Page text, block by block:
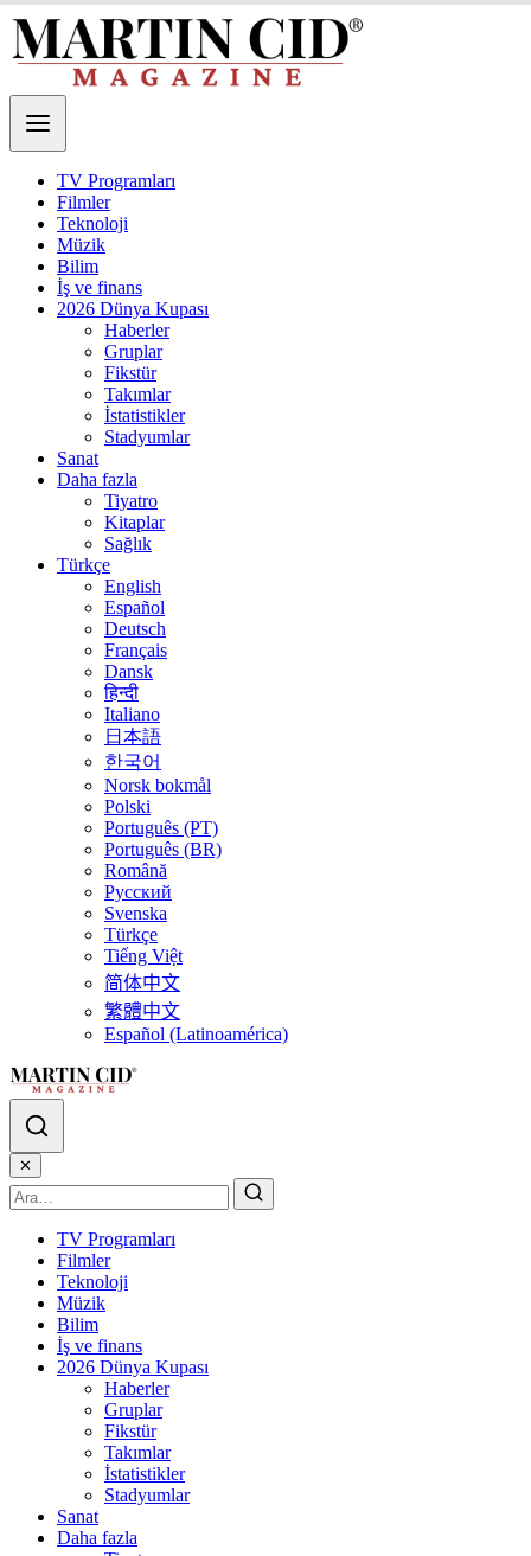
TV Programları
Filmler
Teknoloji
Müzik
Bilim
İş ve finans
2026 Dünya Kupası
Haberler
Gruplar
Fikstür
Takımlar
İstatistikler
Stadyumlar
Sanat
Daha fazla
Tiyatro
Kitaplar
Sağlık
Türkçe
English
Español
Deutsch
Français
Dansk
हिन्दी
Italiano
日本語
한국어
Norsk bokmål
Polski
Português (PT)
Português (BR)
Română
Русский
Svenska
Türkçe
Tiếng Việt
简体中文
繁體中文
Español (Latinoamérica)
✕
TV Programları
Filmler
Teknoloji
Müzik
Bilim
İş ve finans
2026 Dünya Kupası
Haberler
Gruplar
Fikstür
Takımlar
İstatistikler
Stadyumlar
Sanat
Daha fazla